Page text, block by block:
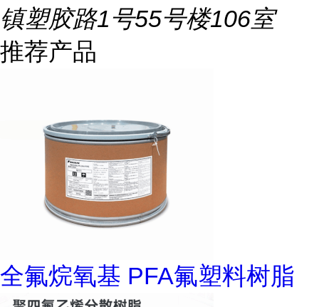
镇塑胶路1号55号楼106室
推荐产品
全氟烷氧基 PFA氟塑料树脂